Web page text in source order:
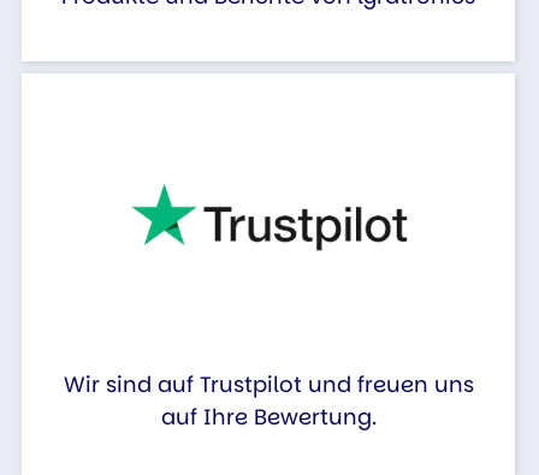
Wir sind auf Trustpilot und freuen uns
auf Ihre Bewertung.